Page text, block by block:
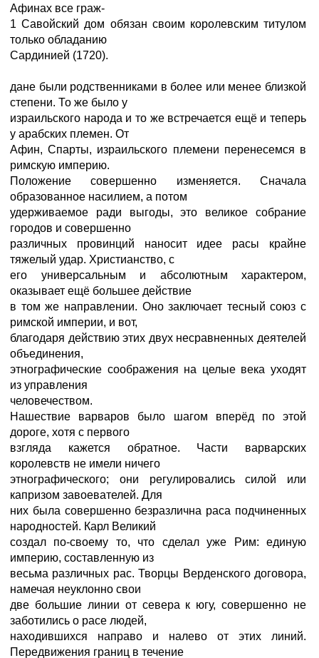
Афинах все граж-
1 Савойский дом обязан своим королевским титулом
только обладанию
Сардинией (1720).
дане были родственниками в более или менее близкой
степени. То же было у
израильского народа и то же встречается ещё и теперь
у арабских племен. От
Афин, Спарты, израильского племени перенесемся в
римскую империю.
Положение совершенно изменяется. Сначала
образованное насилием, а потом
удерживаемое ради выгоды, это великое собрание
городов и совершенно
различных провинций наносит идее расы крайне
тяжелый удар. Христианство, с
его универсальным и абсолютным характером,
оказывает ещё большее действие
в том же направлении. Оно заключает тесный союз с
римской империи, и вот,
благодаря действию этих двух несравненных деятелей
объединения,
этнографические соображения на целые века уходят
из управления
человечеством.
Нашествие варваров было шагом вперёд по этой
дороге, хотя с первого
взгляда кажется обратное. Части варварских
королевств не имели ничего
этнографического; они регулировались силой или
капризом завоевателей. Для
них была совершенно безразлична раса подчиненных
народностей. Карл Великий
создал по-своему то, что сделал уже Рим: единую
империю, составленную из
весьма различных рас. Творцы Верденского договора,
намечая неуклонно свои
две большие линии от севера к югу, совершенно не
заботились о расе людей,
находившихся направо и налево от этих линий.
Передвижения границ в течение